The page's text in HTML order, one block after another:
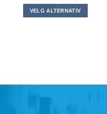
til
kr 89,00
VELG ALTERNATIV
kan